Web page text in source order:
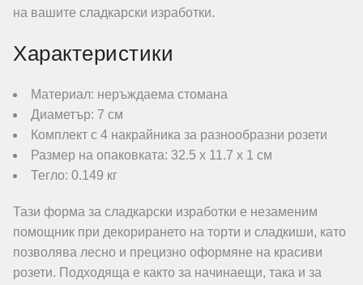
на вашите сладкарски изработки.
Характеристики
Материал: неръждаема стомана
Диаметър: 7 см
Комплект с 4 накрайника за разнообразни розети
Размер на опаковката: 32.5 x 11.7 x 1 см
Тегло: 0.149 кг
Тази форма за сладкарски изработки е незаменим
помощник при декорирането на торти и сладкиши, като
позволява лесно и прецизно оформяне на красиви
розети. Подходяща е както за начинаещи, така и за